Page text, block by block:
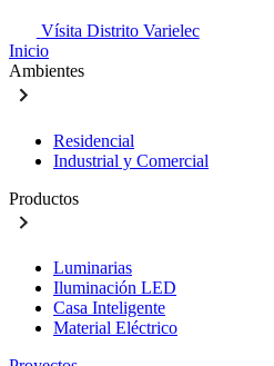
Vísita Distrito Varielec
Inicio
Ambientes
Residencial
Industrial y Comercial
Productos
Luminarias
Iluminación LED
Casa Inteligente
Material Eléctrico